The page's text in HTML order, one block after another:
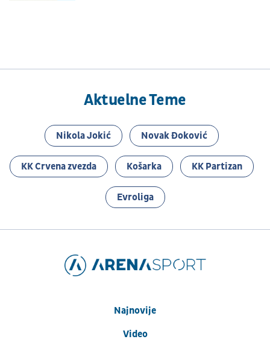
Aktuelne Teme
Nikola Jokić Novak Đoković
KK Crvena zvezda Košarka KK Partizan
Evroliga
Najnovije
Video